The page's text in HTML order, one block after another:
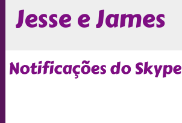
Jesse e James
Notificações do Skype